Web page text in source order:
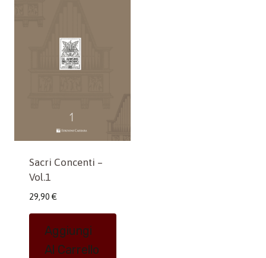
Sacri Concenti –
Vol.1
29,90 €
Aggiungi
Al Carrello